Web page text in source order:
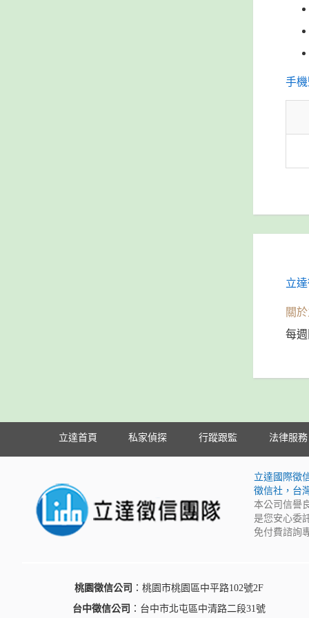
手
立
關
每
立達首頁 私家偵探 行蹤跟監 法律服務
立達國際徵
徵信社，台
本公司信譽
是您安心委
免付費諮詢
桃園徵信公司 ：桃園市桃園區中平路102號2F
台中徵信公司 ：台中市北屯區中清路二段31號